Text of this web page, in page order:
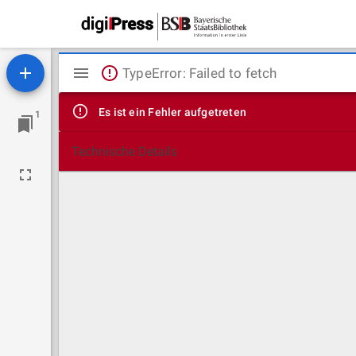
1
Mirador
Viewer
TypeError: Failed to fetch
Es ist ein Fehler aufgetreten
Technische Details